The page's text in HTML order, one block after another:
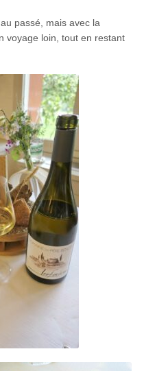
passé, mais avec la
voyage loin, tout en restant